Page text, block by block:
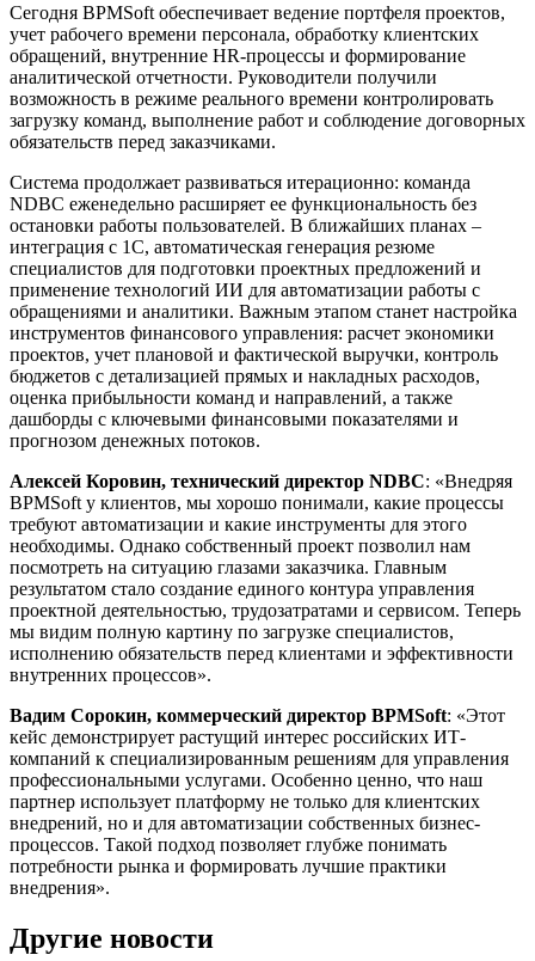
Сегодня BPMSoft обеспечивает ведение портфеля проектов,
учет рабочего времени персонала, обработку клиентских
обращений, внутренние HR-процессы и формирование
аналитической отчетности. Руководители получили
возможность в режиме реального времени контролировать
загрузку команд, выполнение работ и соблюдение договорных
обязательств перед заказчиками.
Система продолжает развиваться итерационно: команда
NDBC еженедельно расширяет ее функциональность без
остановки работы пользователей. В ближайших планах –
интеграция с 1С, автоматическая генерация резюме
специалистов для подготовки проектных предложений и
применение технологий ИИ для автоматизации работы с
обращениями и аналитики. Важным этапом станет настройка
инструментов финансового управления: расчет экономики
проектов, учет плановой и фактической выручки, контроль
бюджетов с детализацией прямых и накладных расходов,
оценка прибыльности команд и направлений, а также
дашборды с ключевыми финансовыми показателями и
прогнозом денежных потоков.
Алексей Коровин, технический директор NDBC: «Внедряя
BPMSoft у клиентов, мы хорошо понимали, какие процессы
требуют автоматизации и какие инструменты для этого
необходимы. Однако собственный проект позволил нам
посмотреть на ситуацию глазами заказчика. Главным
результатом стало создание единого контура управления
проектной деятельностью, трудозатратами и сервисом. Теперь
мы видим полную картину по загрузке специалистов,
исполнению обязательств перед клиентами и эффективности
внутренних процессов».
Вадим Сорокин, коммерческий директор BPMSoft: «Этот
кейс демонстрирует растущий интерес российских ИТ-
компаний к специализированным решениям для управления
профессиональными услугами. Особенно ценно, что наш
партнер использует платформу не только для клиентских
внедрений, но и для автоматизации собственных бизнес-
процессов. Такой подход позволяет глубже понимать
потребности рынка и формировать лучшие практики
внедрения».
Другие новости